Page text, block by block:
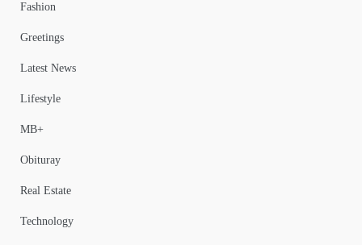
Fashion
Greetings
Latest News
Lifestyle
MB+
Obituray
Real Estate
Technology